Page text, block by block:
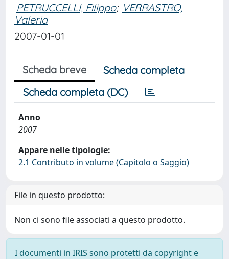
PETRUCCELLI, Filippo; VERRASTRO,
Valeria
2007-01-01
Scheda breve
Scheda completa
Scheda completa (DC)
Anno
2007
Appare nelle tipologie:
2.1 Contributo in volume (Capitolo o Saggio)
File in questo prodotto:
Non ci sono file associati a questo prodotto.
I documenti in IRIS sono protetti da copyright e